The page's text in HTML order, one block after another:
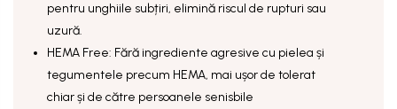
pentru unghiile subțiri, elimină riscul de rupturi sau
uzură.
HEMA Free: Fără ingrediente agresive cu pielea și
tegumentele precum HEMA, mai ușor de tolerat
chiar și de către persoanele senisbile